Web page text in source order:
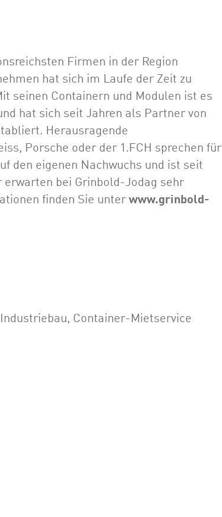
Firmen in der Region
hat sich im Laufe der Zeit zu
seinen Containern und Modulen ist es
hat sich seit Jahren als Partner von
Herausragende
Porsche oder der 1.FCH sprechen für
den eigenen Nachwuchs und ist seit
bei Grinbold-Jodag sehr
finden Sie unterwww.grinbold-
Container-Mietservice